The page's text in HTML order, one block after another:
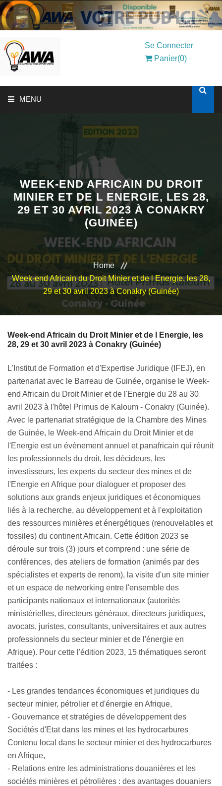
Se Connecter
Panier(0)
MENU
SOLUTIONS AUX ENTREPRISES
MON COMPTE
AWASHOP
VEILLE JURIDIQUE ET FISCALE
LES ANALYSES
WEEK-END AFRICAIN DU DROIT
MINIER ET DE L ENERGIE, LES 28,
29 ET 30 AVRIL 2023 À CONAKRY
(GUINÉE)
Home
Week-end Africain du Droit Minier et de l Energie, les 28,
29 et 30 avril 2023 à Conakry (Guinée)
Week-end Africain du Droit Minier et de l Energie, les
28, 29 et 30 avril 2023 à Conakry (Guinée)
L'Institut de Formation et d'Expertise Juridique (IFEJ), en
partenariat avec le Barreau de Guinée, organise le Week-
end Africain du Droit Minier et de l'Energie du 28 au 30
avril 2023 à l'hôtel Primus de Kaloum - Conakry (Guinée).
Avec le partenariat stratégique de la Chambre des Mines
de Guinée, le Week-end Africain du Droit Minier et de
l'Energie est un évènement annuel et panafricain qui réunit
les professionnels du droit, les décideurs, les
investisseurs, les experts du secteur des mines et de
l'Energie en Afrique pour dialoguer et proposer des
solutions aux grands enjeux juridiques et économiques
liés à la recherche, au développement et à l'exploitation
des ressources minières et énergétiques (renouvelables et
fossiles) du continent Africain. Cette édition 2023 se
déroule sur trois (3) jours et comprend : une série de
conférences, des ateliers de formation (animés par des
spécialistes et experts de renom), la visite d'un site minier
et un espace de networking entre l'ensemble des
participants nationaux et internationaux (autorités
ministérielles, directeurs généraux, directeurs juridiques,
avocats, juristes, consultants, universitaires et aux autres
professionnels du secteur minier et de l'énergie en
Afrique). Pour cette l'édition 2023, 15 thématiques seront
traitées :
- Les grandes tendances économiques et juridiques du
secteur minier, pétrolier et d'énergie en Afrique,
- Gouvernance et stratégies de développement des
Sociétés d'Etat dans les mines et les hydrocarbures
Contenu local dans le secteur minier et des hydrocarbures
en Afrique,
- Relations entre les administrations douanières et les
sociétés minières et pétrolières : des avantages douaniers